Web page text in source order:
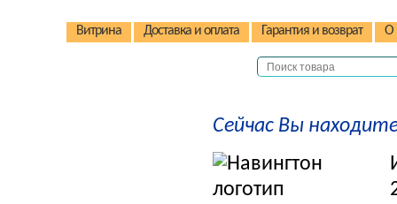
Витрина Доставка и оплата Гарантия и возврат О
Сейчас Вы